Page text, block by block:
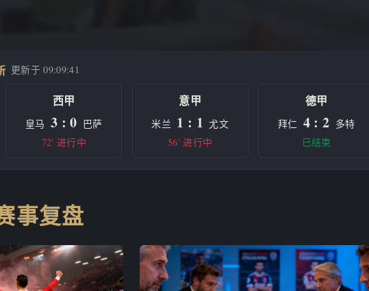
更新于09:09:41
西甲
皇马 3 : 0 巴萨
72' 进行中
意甲
米兰 1 : 1 尤文
56' 进行中
德甲
拜仁 4 : 2 多特
已结束
事复盘